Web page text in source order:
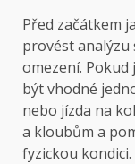
Před začátkem
provést analýzu
omezení.
být vhodné
nebo jízda na
a kloubům a
fyzickou kondici.